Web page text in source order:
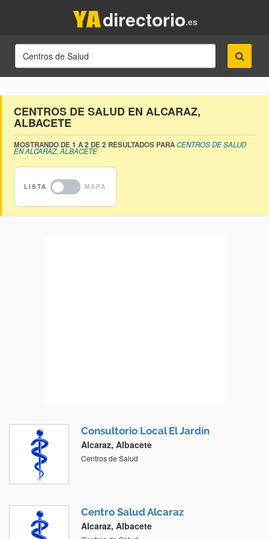
.es
directorio
CENTROS DE SALUD EN ALCARAZ,
ALBACETE
MOSTRANDO DE1 A2 DE2 RESULTADOS PARACENTROS DE SALUD
EN ALCARAZ, ALBACETE
Consultorio Local El Jardín
Alcaraz, Albacete
Centros de Salud
Centro Salud Alcaraz
Alcaraz, Albacete